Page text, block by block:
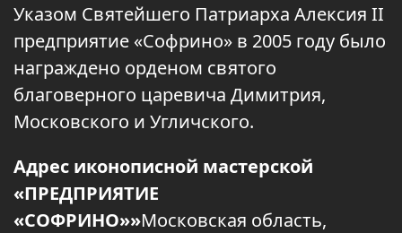
Указом Святейшего Патриарха Алексия II
предприятие «Софрино» в 2005 году было
награждено орденом святого
благоверного царевича Димитрия,
Московского и Угличского.
Адрес иконописной мастерской
«ПРЕДПРИЯТИЕ
«СОФРИНО»»Московская область,